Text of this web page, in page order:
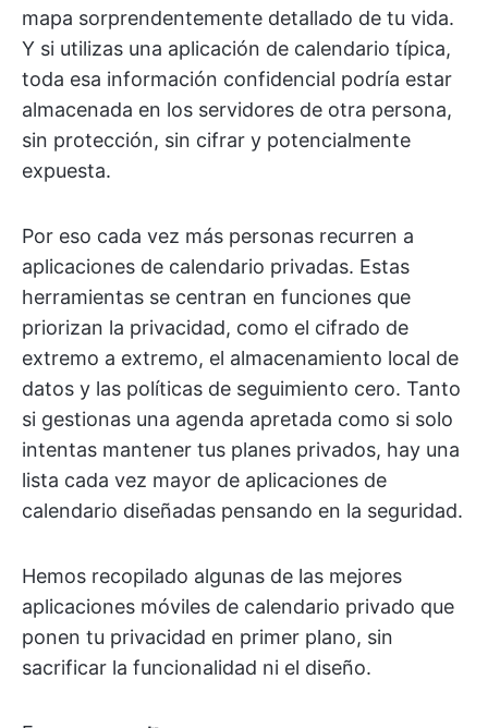
mapa sorprendentemente detallado de tu vida.
Y si utilizas una aplicación de calendario típica,
toda esa información confidencial podría estar
almacenada en los servidores de otra persona,
sin protección, sin cifrar y potencialmente
expuesta.
Por eso cada vez más personas recurren a
aplicaciones de calendario privadas. Estas
herramientas se centran en funciones que
priorizan la privacidad, como el cifrado de
extremo a extremo, el almacenamiento local de
datos y las políticas de seguimiento cero. Tanto
si gestionas una agenda apretada como si solo
intentas mantener tus planes privados, hay una
lista cada vez mayor de aplicaciones de
calendario diseñadas pensando en la seguridad.
Hemos recopilado algunas de las mejores
aplicaciones móviles de calendario privado que
ponen tu privacidad en primer plano, sin
sacrificar la funcionalidad ni el diseño.